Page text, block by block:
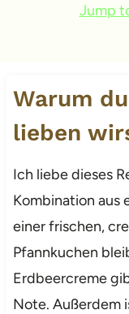
Jump
Warum
lieben
Ich liebe dieses
Kombination aus
einer frischen,
Pfannkuchen
Erdbeercreme
Note. Außerdem